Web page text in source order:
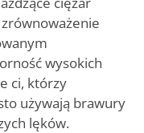
wysokich
ci, którzy
używają brawury
lęków.